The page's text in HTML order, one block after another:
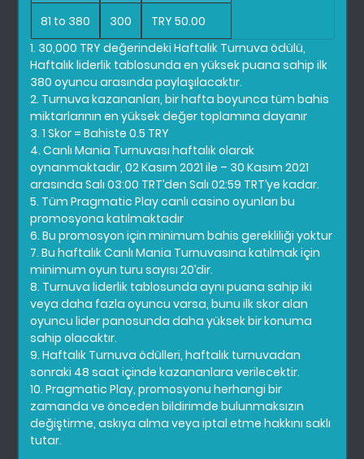
81 to 380 300
TRY 50.00
1. 30,000 TRY değerindeki Haftalık Turnuva ödülü,
Haftalık liderlik tablosunda en yüksek puana sahip ilk
380 oyuncu arasında paylaşılacaktır.
2. Turnuva kazananları, bir hafta boyunca tüm bahis
miktarlarının en yüksek değer toplamına dayanır
3. 1 Skor = Bahiste 0.5 TRY
4. Canlı Mania Turnuvası haftalık olarak
oynanmaktadır, 02 Kasım 2021 ile – 30 Kasım 2021
arasında Salı 03:00 TRT’den Salı 02:59 TRT’ye kadar.
5. Tüm Pragmatic Play canlı casino oyunları bu
promosyona katılmaktadır
6. Bu promosyon için minimum bahis gerekliliği yoktur
7. Bu haftalık Canlı Mania Turnuvasına katılmak için
minimum oyun turu sayısı 20’dir.
8. Turnuva liderlik tablosunda aynı puana sahip iki
veya daha fazla oyuncu varsa, bunu ilk skor alan
oyuncu lider panosunda daha yüksek bir konuma
sahip olacaktır.
9. Haftalık Turnuva ödülleri, haftalık turnuvadan
sonraki 48 saat içinde kazananlara verilecektir.
10. Pragmatic Play, promosyonu herhangi bir
zamanda ve önceden bildirimde bulunmaksızın
değiştirme, askıya alma veya iptal etme hakkını saklı
tutar.